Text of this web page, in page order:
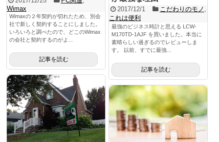
Wimax
Wimaxの２年契約が切れたため、別会
社で新しく契約することにしました。
いろいろと調べたので、どこのWimax
の会社と契約するのがよ...
記事を読む
2017/12/1 こだわりのモノ ,
これは便利
最強のビジネス時計と思える LCW-
M170TD-1AJF を買いました。本当に
素晴らしい過ぎるのでレビューしま
す。 以前、すでに最強...
記事を読む
日常
サイト運営
コラム
イベント
健康
こだわりのモノ